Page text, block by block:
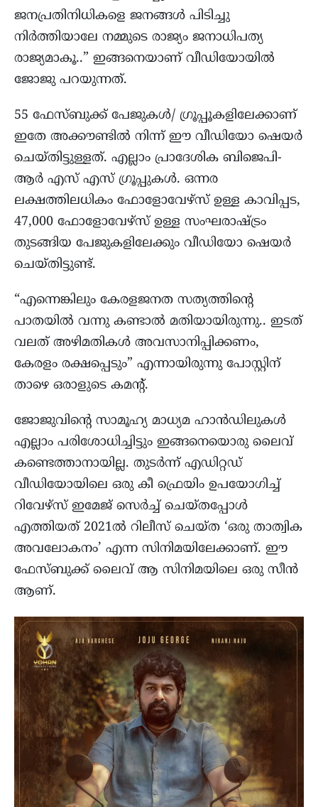
ജനപ്രതിനിധികളെ ജനങ്ങൾ പിടിച്ചു
നിർത്തിയാലേ നമ്മുടെ രാജ്യം ജനാധിപത്യ
രാജ്യമാകൂ..” ഇങ്ങനെയാണ് വീഡിയോയിൽ
ജോജു പറയുന്നത്.
55 ഫേസ്ബുക്ക് പേജുകൾ/ ഗ്രൂപ്പൂകളിലേക്കാണ്
ഇതേ അക്കൗണ്ടിൽ നിന്ന് ഈ വീഡിയോ ഷെയർ
ചെയ്തിട്ടുള്ളത്. എല്ലാം പ്രാദേശിക ബിജെപി-
ആർ എസ് എസ് ഗ്രൂപ്പുകൾ. ഒന്നര
ലക്ഷത്തിലധികം ഫോളോവേഴ്സ് ഉള്ള കാവിപ്പട,
47,000 ഫോളോവേഴ്സ് ഉള്ള സംഘരാഷ്ട്രം
തുടങ്ങിയ പേജുകളിലേക്കും വീഡിയോ ഷെയർ
ചെയ്തിട്ടുണ്ട്.
“എന്നെങ്കിലും കേരളജനത സത്യത്തിന്റെ
പാതയിൽ വന്നു കണ്ടാൽ മതിയായിരുന്നു.. ഇടത്
വലത് അഴിമതികൾ അവസാനിപ്പിക്കണം,
കേരളം രക്ഷപ്പെടും” എന്നായിരുന്നു പോസ്റ്റിന്
താഴെ ഒരാളുടെ കമന്റ്.
ജോജുവിന്റെ സാമൂഹ്യ മാധ്യമ ഹാൻഡിലുകൾ
എല്ലാം പരിശോധിച്ചിട്ടും ഇങ്ങനെയൊരു ലൈവ്
കണ്ടെത്താനായില്ല. തുടർന്ന് എഡിറ്റഡ്
വീഡിയോയിലെ ഒരു കീ ഫ്രെയിം ഉപയോഗിച്ച്
റിവേഴ്സ് ഇമേജ് സെർച്ച്‌ ചെയ്തപ്പോൾ
എത്തിയത് 2021ൽ റിലീസ് ചെയ്ത ‘ഒരു താത്വിക
അവലോകനം’ എന്ന സിനിമയിലേക്കാണ്. ഈ
ഫേസ്ബുക്ക് ലൈവ് ആ സിനിമയിലെ ഒരു സീൻ
ആണ്.